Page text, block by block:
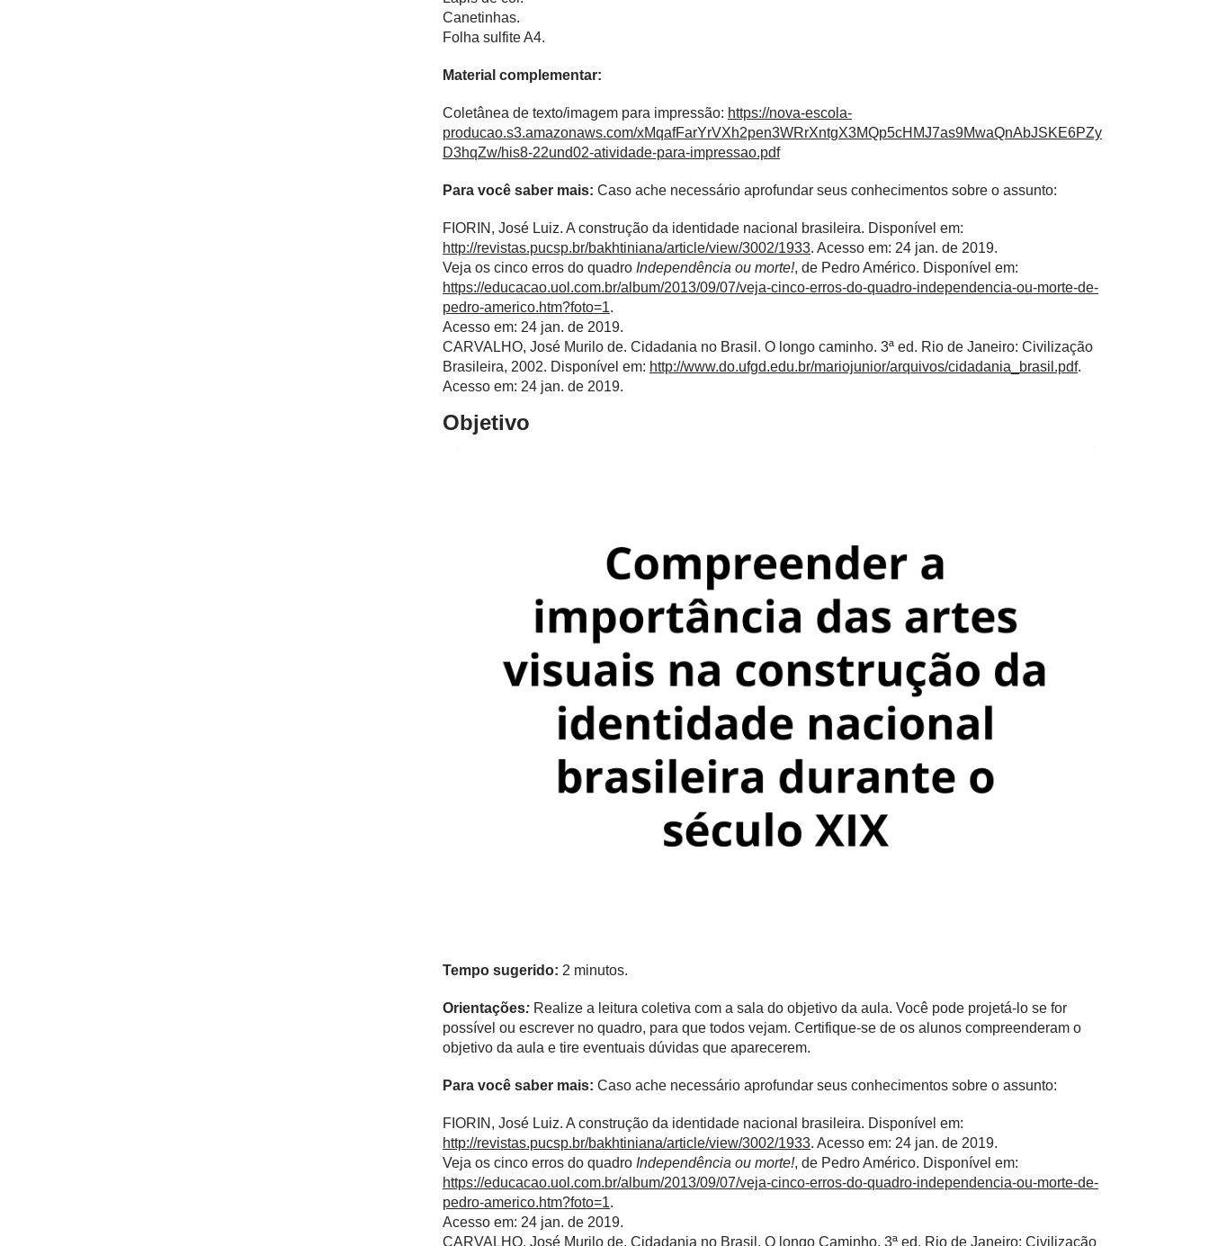
Canetinhas.
Folha sulfite A4.
Material complementar:
Coletânea de texto/imagem para impressão: https://nova-escola-
producao.s3.amazonaws.com/xMqafFarYrVXh2pen3WRrXntgX3MQp5cHMJ7as9MwaQnAbJSKE6PZy
D3hqZw/his8-22und02-atividade-para-impressao.pdf
Para você saber mais: Caso ache necessário aprofundar seus conhecimentos sobre o assunto:
FIORIN, José Luiz. A construção da identidade nacional brasileira. Disponível em:
http://revistas.pucsp.br/bakhtiniana/article/view/3002/1933. Acesso em: 24 jan. de 2019.
Veja os cinco erros do quadro Independência ou morte!, de Pedro Américo. Disponível em:
https://educacao.uol.com.br/album/2013/09/07/veja-cinco-erros-do-quadro-independencia-ou-morte-de-
pedro-americo.htm?foto=1.
Acesso em: 24 jan. de 2019.
CARVALHO, José Murilo de. Cidadania no Brasil. O longo caminho. 3ª ed. Rio de Janeiro: Civilização
Brasileira, 2002. Disponível em: http://www.do.ufgd.edu.br/mariojunior/arquivos/cidadania_brasil.pdf.
Acesso em: 24 jan. de 2019.
Objetivo
Tempo sugerido: 2 minutos.
Orientações: Realize a leitura coletiva com a sala do objetivo da aula. Você pode projetá-lo se for
possível ou escrever no quadro, para que todos vejam. Certifique-se de os alunos compreenderam o
objetivo da aula e tire eventuais dúvidas que aparecerem.
Para você saber mais: Caso ache necessário aprofundar seus conhecimentos sobre o assunto:
FIORIN, José Luiz. A construção da identidade nacional brasileira. Disponível em:
http://revistas.pucsp.br/bakhtiniana/article/view/3002/1933. Acesso em: 24 jan. de 2019.
Veja os cinco erros do quadro Independência ou morte!, de Pedro Américo. Disponível em:
https://educacao.uol.com.br/album/2013/09/07/veja-cinco-erros-do-quadro-independencia-ou-morte-de-
pedro-americo.htm?foto=1.
Acesso em: 24 jan. de 2019.
CARVALHO, José Murilo de. Cidadania no Brasil. O longo Caminho. 3ª ed. Rio de Janeiro: Civilização